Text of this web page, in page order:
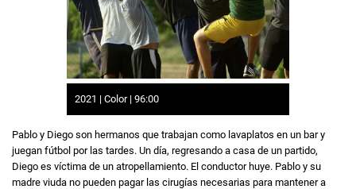
2021 | Color | 96:00
Pablo y Diego son hermanos que trabajan como lavaplatos en un bar y
juegan fútbol por las tardes. Un día, regresando a casa de un partido,
Diego es víctima de un atropellamiento. El conductor huye. Pablo y su
madre viuda no pueden pagar las cirugías necesarias para mantener a